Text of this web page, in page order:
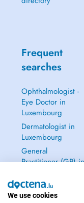
Frequent
searches
Ophthalmologist -
Eye Doctor in
Luxembourg
Dermatologist in
Luxembourg
General
Practitioner (GP) in
Gynecologist in
Luxembourg
We use cookies